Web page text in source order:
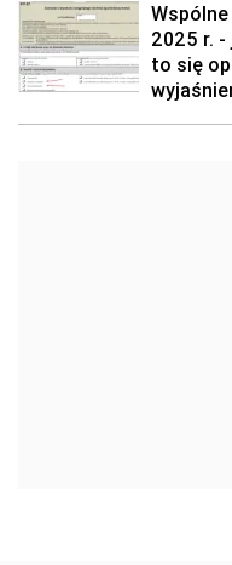
2025 r.
to się